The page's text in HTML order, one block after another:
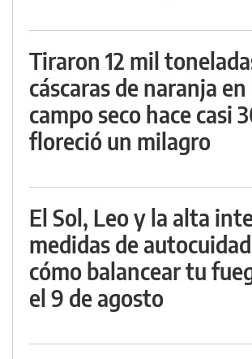
Tiraron 12 mil
cáscaras de naranja en
campo seco hace casi
floreció un milagro
El Sol, Leo y la alta
medidas de
cómo balancear tu
el 9 de agosto